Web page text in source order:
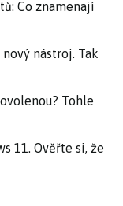
Co znamenají
nástroj. Tak
Tohle
11. Ověřte si, že